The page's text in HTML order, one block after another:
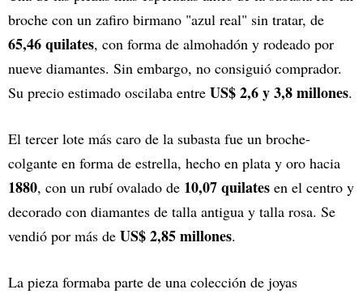
broche con un zafiro birmano "azul real" sin tratar, de
65,46 quilates, con forma de almohadón y rodeado por
nueve diamantes. Sin embargo, no consiguió comprador.
Su precio estimado oscilaba entre US$ 2,6 y 3,8 millones.
El tercer lote más caro de la subasta fue un broche-
colgante en forma de estrella, hecho en plata y oro hacia
1880, con un rubí ovalado de 10,07 quilates en el centro y
decorado con diamantes de talla antigua y talla rosa. Se
vendió por más de US$ 2,85 millones.
La pieza formaba parte de una colección de joyas